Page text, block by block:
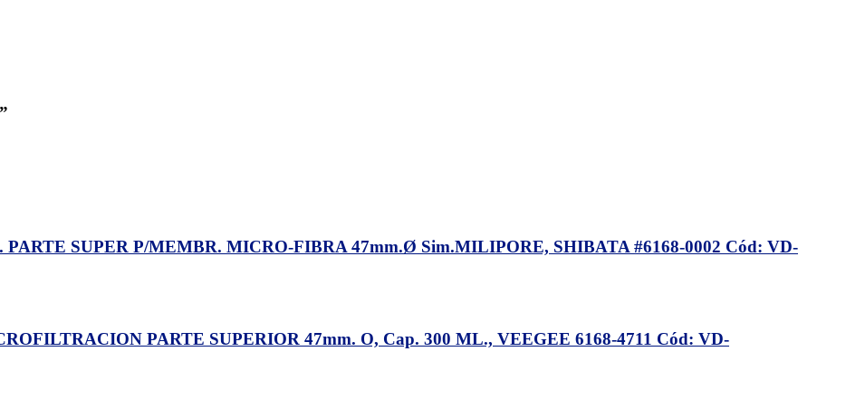
SUPER P/MEMBR. MICRO-FIBRA 47mm.Ø Sim.MILIPORE, SHIBATA #6168-0002 Cód: VD-
PARTE SUPERIOR 47mm. O, Cap. 300 ML., VEEGEE 6168-4711 Cód: VD-